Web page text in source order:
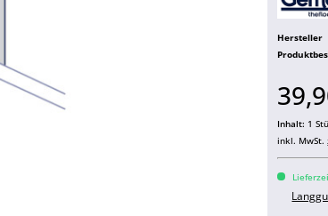
Hersteller
Inhalt: 1
inkl. MwSt.